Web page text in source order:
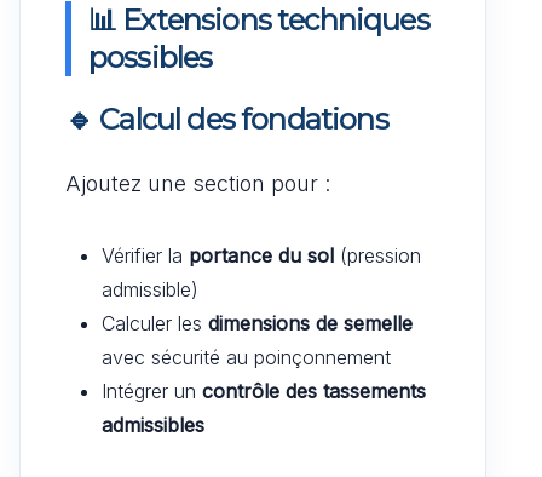
📊 Extensions techniques
possibles
🔹 Calcul des fondations
Ajoutez une section pour :
Vérifier la portance du sol (pression
admissible)
Calculer les dimensions de semelle
avec sécurité au poinçonnement
Intégrer un contrôle des tassements
admissibles